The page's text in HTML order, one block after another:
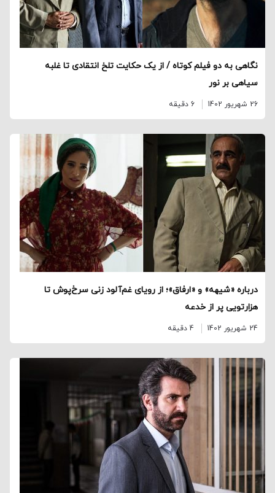
نگاهی به دو فیلم کوتاه / از یک حکایت تلخ انتقادی تا غلبه
سیاهی بر نور
26 شهریور 1402 6 دقیقه
درباره «شیهه» و «ارفاق»؛ از رویای غم‌آلود زنی سرخ‌پوش تا
هزارتویی پر از خدعه
24 شهریور 1402 4 دقیقه